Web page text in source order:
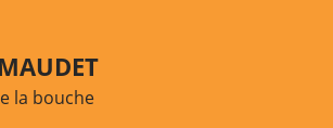
la bouche